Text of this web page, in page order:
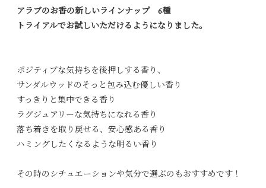
アラブのお香の新しいラインナップ 6種
トライアルでお試しいただけるようになりました。
ポジティブな気持ちを後押しする香り、
サンダルウッドのそっと包み込む優しい香り
すっきりと集中できる香り
ラグジュアリーな気持ちになれる香り
落ち着きを取り戻せる、安心感ある香り
ハミングしたくなるような明るい香り
その時のシチュエーションや気分で選ぶのもおすすめです！